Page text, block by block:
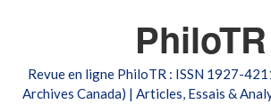
PhiloTR
Revue en ligne PhiloTR : ISSN 1927-
Archives Canada) | Articles, Essais &